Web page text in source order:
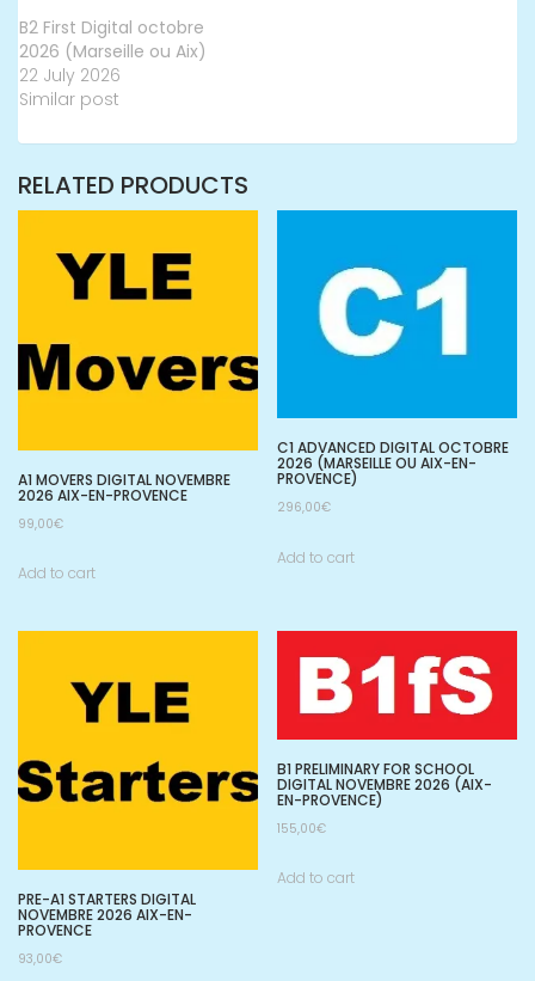
B2 First Digital octobre
2026 (Marseille ou Aix)
22 July 2026
Similar post
RELATED PRODUCTS
A1 MOVERS DIGITAL NOVEMBRE
2026 AIX-EN-PROVENCE
99,00€
Add to cart
C1 ADVANCED DIGITAL OCTOBRE
2026 (MARSEILLE OU AIX-EN-
PROVENCE)
296,00€
Add to cart
PRE-A1 STARTERS DIGITAL
NOVEMBRE 2026 AIX-EN-
PROVENCE
93,00€
B1 PRELIMINARY FOR SCHOOL
DIGITAL NOVEMBRE 2026 (AIX-
EN-PROVENCE)
155,00€
Add to cart